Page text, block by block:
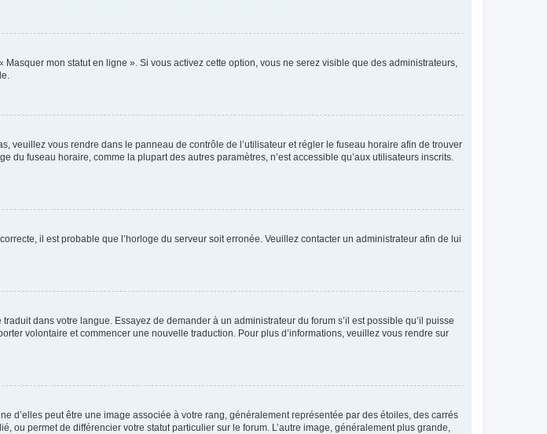
mon statut en ligne ». Si vous activez cette option, vous ne serez visible que des administrateurs,
veuillez vous rendre dans le panneau de contrôle de l’utilisateur et régler le fuseau horaire afin de trouver
fuseau horaire, comme la plupart des autres paramètres, n’est accessible qu’aux utilisateurs inscrits.
il est probable que l’horloge du serveur soit erronée. Veuillez contacter un administrateur afin de lui
dans votre langue. Essayez de demander à un administrateur du forum s’il est possible qu’il puisse
volontaire et commencer une nouvelle traduction. Pour plus d’informations, veuillez vous rendre sur
d’elles peut être une image associée à votre rang, généralement représentée par des étoiles, des carrés
permet de différencier votre statut particulier sur le forum. L’autre image, généralement plus grande,